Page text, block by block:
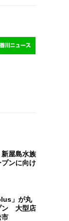
屋島水族
ンに向け
」が丸
ン 大型店